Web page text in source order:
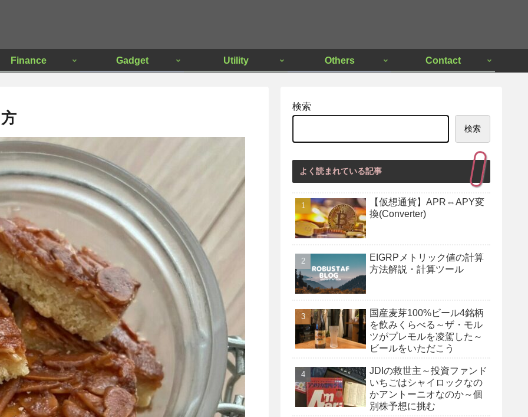
Finance Gadget Utility Others Contact
検索
検索
よく読まれている記事
【仮想通貨】APR⇔APY変
換(Converter)
EIGRPメトリック値の計算
方法解説・計算ツール
国産麦芽100%ビール4銘柄
を飲みくらべる～ザ・モル
ツがプレモルを凌駕した～
ビールをいただこう
JDIの救世主～投資ファンド
いちごはシャイロックなの
かアントーニオなのか～個
別株予想に挑む